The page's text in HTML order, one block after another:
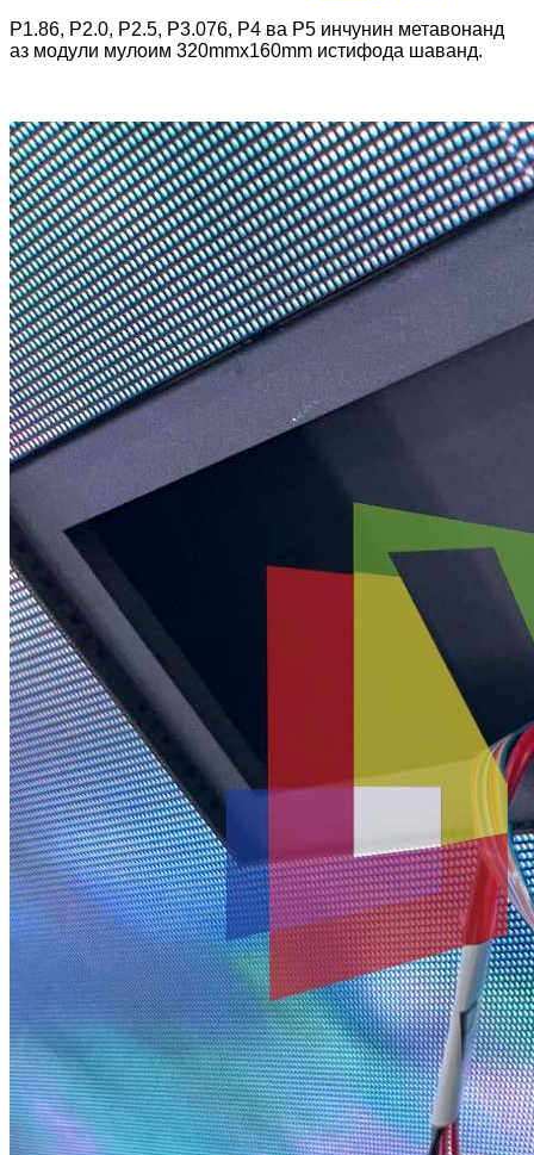
P1.86, P2.0, P2.5, P3.076, P4 ва P5 инчунин метавонанд
аз модули мулоим 320mmx160mm истифода шаванд.